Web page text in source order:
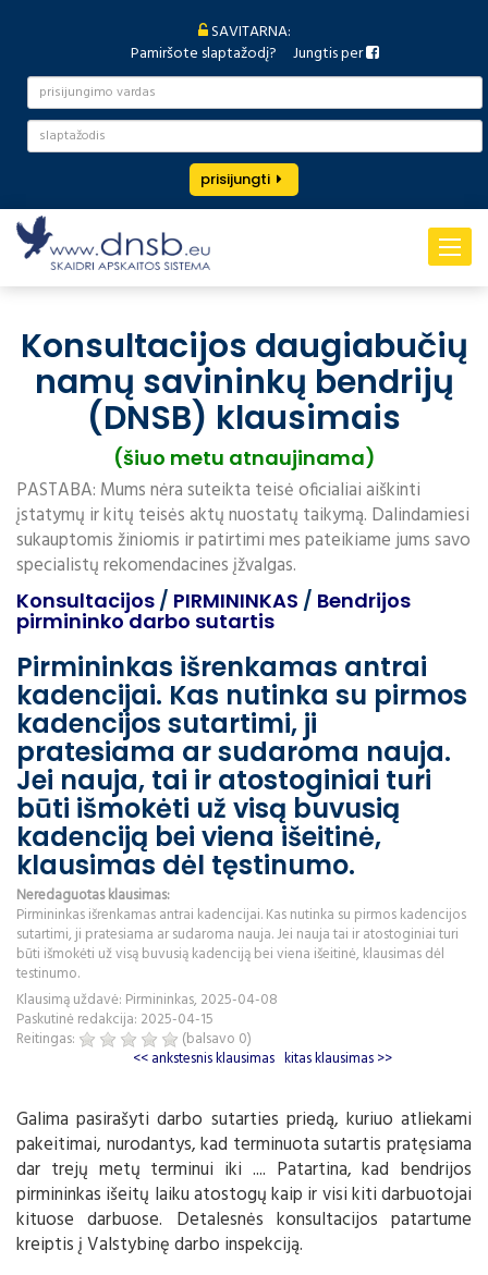
SAVITARNA:
Pamiršote slaptažodį?
Jungtis per
prisijungti
Toggle
Konsultacijos daugiabučių
namų savininkų bendrijų
(DNSB) klausimais
(šiuo metu atnaujinama)
PASTABA: Mums nėra suteikta teisė oficialiai aiškinti
įstatymų ir kitų teisės aktų nuostatų taikymą. Dalindamiesi
sukauptomis žiniomis ir patirtimi mes pateikiame jums savo
specialistų rekomendacines įžvalgas.
Konsultacijos / PIRMININKAS / Bendrijos
pirmininko darbo sutartis
Pirmininkas išrenkamas antrai
kadencijai. Kas nutinka su pirmos
kadencijos sutartimi, ji
pratesiama ar sudaroma nauja.
Jei nauja, tai ir atostoginiai turi
būti išmokėti už visą buvusią
kadenciją bei viena išeitinė,
klausimas dėl tęstinumo.
Neredaguotas klausimas:
Pirmininkas išrenkamas antrai kadencijai. Kas nutinka su pirmos kadencijos
sutartimi, ji pratesiama ar sudaroma nauja. Jei nauja tai ir atostoginiai turi
būti išmokėti už visą buvusią kadenciją bei viena išeitinė, klausimas dėl
testinumo.
Klausimą uždavė: Pirmininkas, 2025-04-08
Paskutinė redakcija: 2025-04-15
Reitingas:
(balsavo 0)
<< ankstesnis klausimas kitas klausimas >>
Galima pasirašyti darbo sutarties priedą, kuriuo atliekami
pakeitimai, nurodantys, kad terminuota sutartis pratęsiama
dar trejų metų terminui iki .... Patartina, kad bendrijos
pirmininkas išeitų laiku atostogų kaip ir visi kiti darbuotojai
kituose darbuose. Detalesnės konsultacijos patartume
kreiptis į Valstybinę darbo inspekciją.